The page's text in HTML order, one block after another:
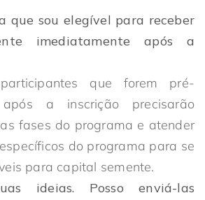
que sou elegível para receber
imediatamente após a
que forem pré-
após a inscrição precisarão
fases do programa e atender
do programa para se
para capital semente.
ideias. Posso enviá-las